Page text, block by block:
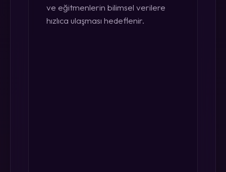
ve eğitmenlerin bilimsel verilere
hızlıca ulaşması hedeflenir.